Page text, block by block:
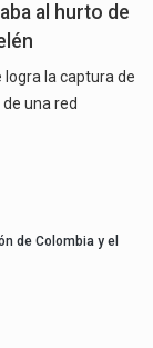
al hurto de
logra la captura de
una red
de Colombia y el